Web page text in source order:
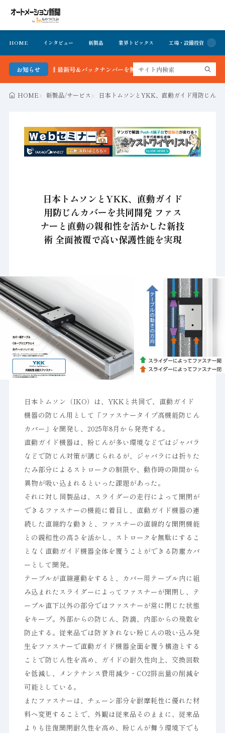
HOME インタビュー 新製品 業界トピックス 工場・設備投資
お知らせ
ン新聞 最新号＆バックナンバーを無料で公開中 詳細はこちら
HOME 新製品/サービス 日本トムソンとYKK、直動ガイド用防じん
日本トムソンとYKK、直動ガイド
用防じんカバーを共同開発 ファス
ナーと直動の親和性を活かした新技
術 全面被覆で高い保護性能を実現
日本トムソン（IKO）は、YKKと共同で、直動ガイド
機器の防じん用として「ファスナータイプ高機能防じん
カバー」を開発し、2025年8月から発売する。
直動ガイド機器は、粉じんが多い環境などではジャバラ
などで防じん対策が講じられるが、ジャバラには折りた
たみ部分によるストロークの制限や、動作時の隙間から
異物が吸い込まれるといった課題があった。
それに対し同製品は、スライダーの走行によって開閉が
できるファスナーの機能に着目し、直動ガイド機器の連
続した直線的な動きと、ファスナーの直線的な開閉機能
との親和性の高さを活かし、ストロークを無駄にするこ
となく直動ガイド機器全体を覆うことができる防塵カバ
ーとして開発。
テーブルが直線運動をすると、カバー用テーブル内に組
み込まれたスライダーによってファスナーが開閉し、テ
ーブル直下以外の部分ではファスナーが常に閉じた状態
をキープ。外部からの防じん、防滴、内部からの飛散を
防止する。従来品では防ぎきれない粉じんの吸い込み発
生をファスナーで直動ガイド機器全面を覆う構造とする
ことで防じん性を高め、ガイドの耐久性向上、交換回数
を低減し、メンテナンス費用減少・CO2排出量の削減を
可能としている。
またファスナーは、チェーン部分を耐摩耗性に優れた材
料へ変更することで、外観は従来品そのままに、従来品
よりも往復開閉耐久性を高め、粉じんが舞う環境下でも